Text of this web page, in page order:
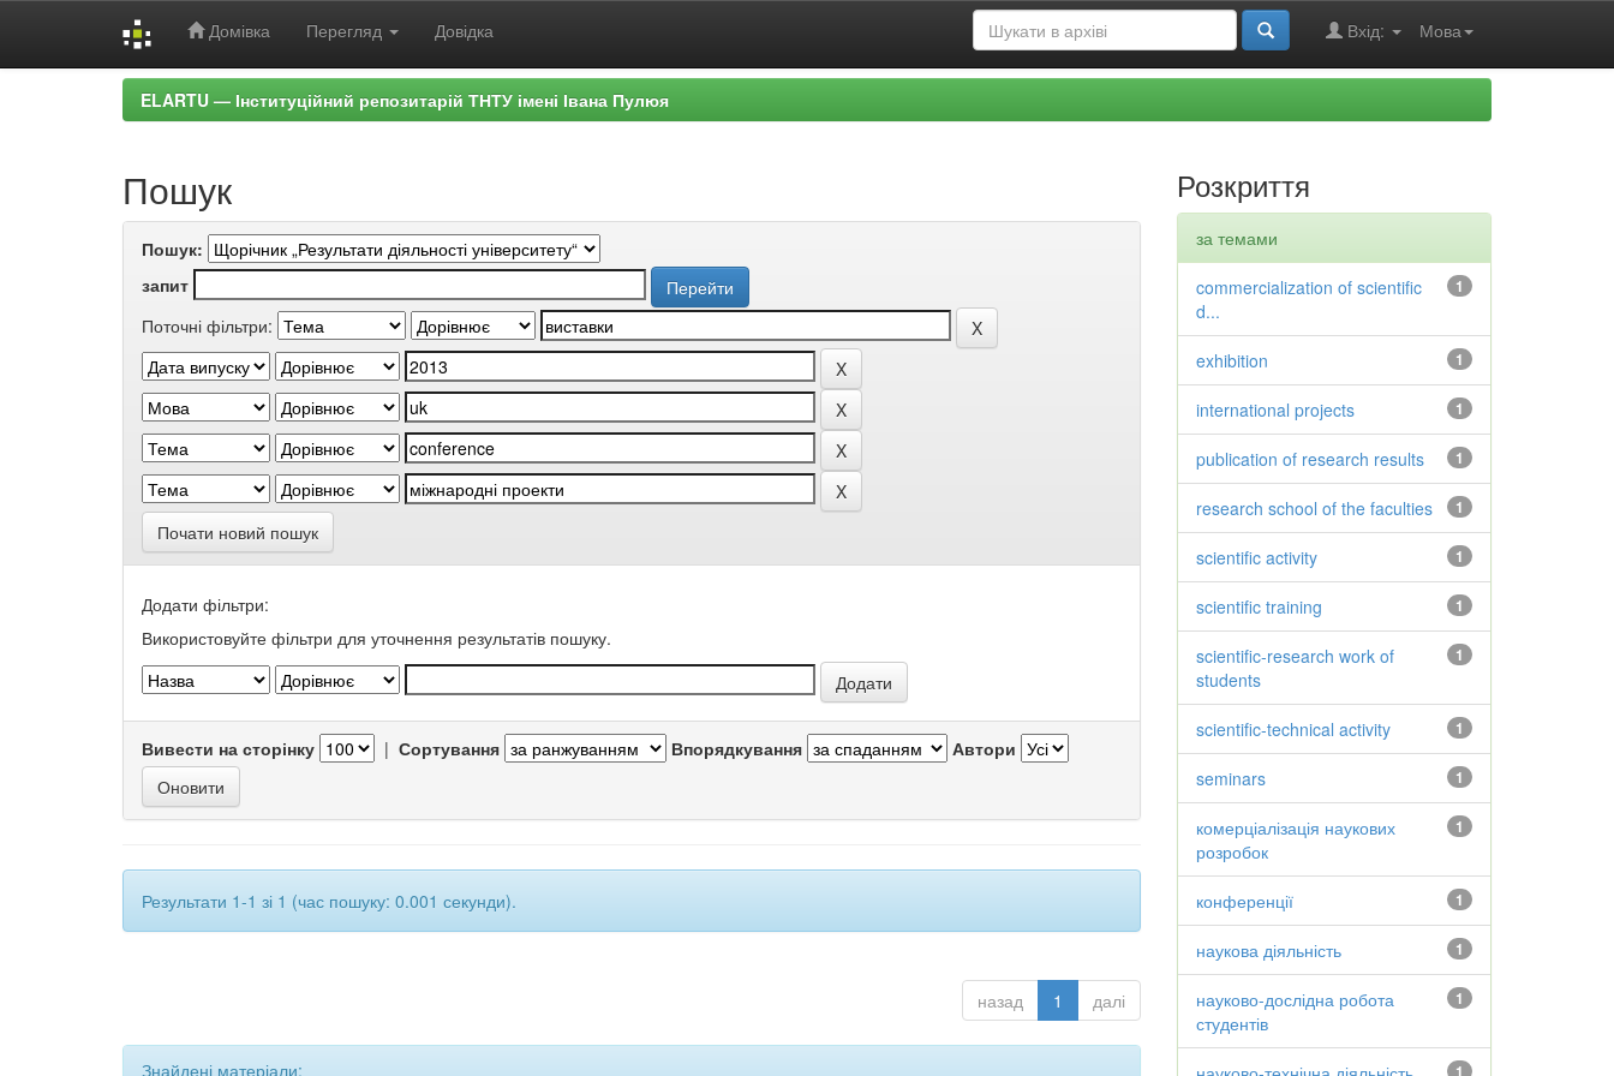
Домівка Перегляд Довідка Мова
Вхід:
ELARTU — Інституційний репозитарій ТНТУ імені Івана Пулюя
Пошук
Пошук:
запит
Поточні фільтри:
Почати новий пошук
Додати фільтри:
Використовуйте фільтри для уточнення результатів пошуку.
Вивести на сторінку | Сортування Впорядкування Автори
Результати 1-1 зі 1 (час пошуку: 0.001 секунди).
назад 1 далі
Знайдені матеріали:
Розкриття
за темами
1
commercialization of scientific
d...
1
exhibition
1
international projects
1
publication of research results
1
research school of the faculties
1
scientific activity
1
scientific training
1
scientific-research work of
students
1
scientific-technical activity
1
seminars
1
комерціалізація наукових
розробок
1
конференції
1
наукова діяльність
1
науково-дослідна робота
студентів
1